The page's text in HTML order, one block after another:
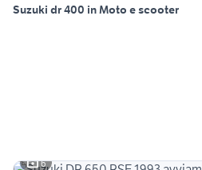
Suzuki dr 400 in Moto e scooter
6